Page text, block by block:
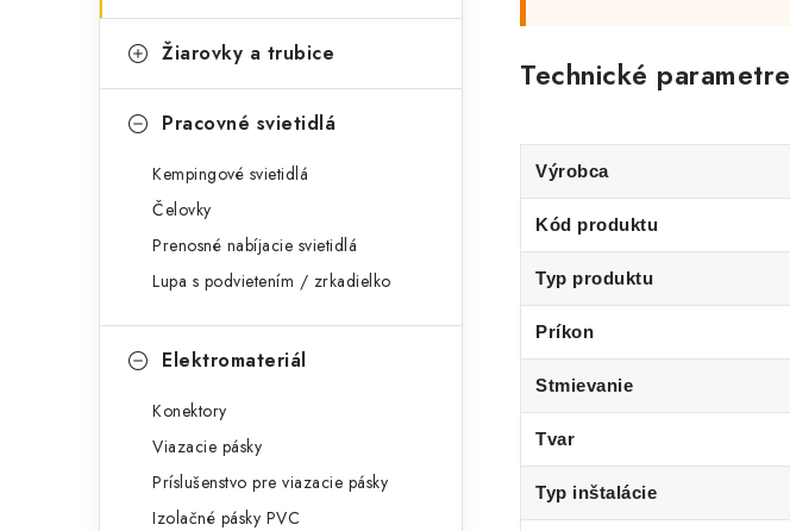
Žiarovky a trubice
Pracovné svietidlá
Kempingové svietidlá
Čelovky
Prenosné nabíjacie svietidlá
Lupa s podvietením / zrkadielko
Elektromateriál
Konektory
Viazacie pásky
Príslušenstvo pre viazacie pásky
Izolačné pásky PVC
Technické parametre
Výrobca
Kód produktu
Typ produktu
Príkon
Stmievanie
Tvar
Typ inštalácie